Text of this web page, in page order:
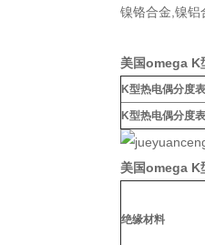
镍铬合金,镍铝
美国omega K
K型热电偶分度
K型热电偶分度
美国omega K
绝缘材料